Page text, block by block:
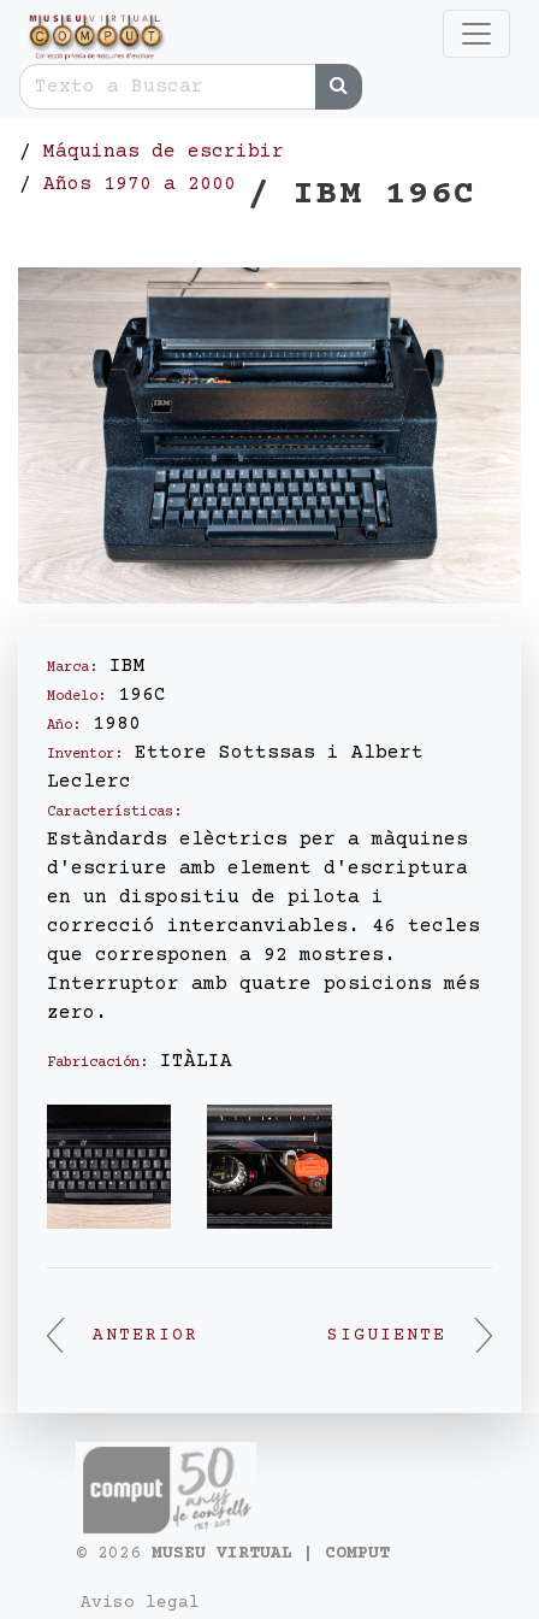
/ Máquinas de escribir
/ Años 1970 a 2000 / IBM 196C
Marca: IBM
Modelo: 196C
Año: 1980
Inventor:
Ettore Sottssas i Albert
Leclerc
Características:
Estàndards elèctrics per a màquines
d'escriure amb element d'escriptura
en un dispositiu de pilota i
correcció intercanviables. 46 tecles
que corresponen a 92 mostres.
Interruptor amb quatre posicions més
zero.
Fabricación: ITÀLIA
ANTERIOR SIGUIENTE
© 2026 MUSEU VIRTUAL | COMPUT
Aviso legal